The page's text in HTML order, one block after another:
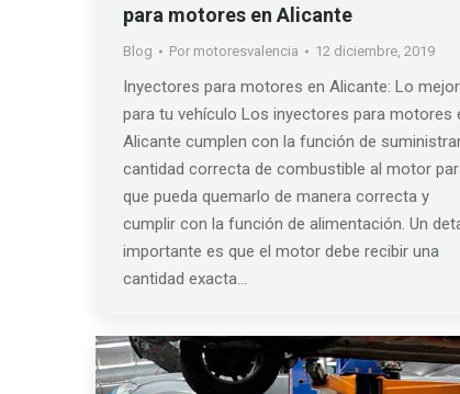
para motores en Alicante
Blog Por motoresvalencia 12 diciembre, 2019
Inyectores para motores en Alicante: Lo mejor
para tu vehículo Los inyectores para motores
Alicante cumplen con la función de
cantidad correcta de combustible al motor
que pueda quemarlo de manera correcta y
cumplir con la función de alimentación. Un
importante es que el motor debe recibir una
cantidad exacta…